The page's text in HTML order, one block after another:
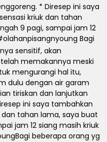
* Diresep ini saya
kriuk dan tahan
9 pagi, sampai jam 12
Bagi
sensitif, akan
memakannya meski
mengurangi hal itu,
dulu dengan air garam
tiriskan dan lanjutkan
ini saya tambahkan
tahan lama, saya buat
jam 12 siang masih kriuk
Bagi beberapa orang yg